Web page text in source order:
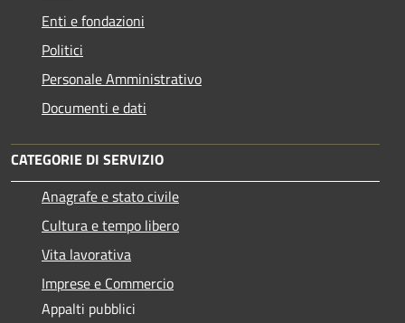
Enti e fondazioni
Politici
Personale Amministrativo
Documenti e dati
CATEGORIE DI SERVIZIO
Anagrafe e stato civile
Cultura e tempo libero
Vita lavorativa
Imprese e Commercio
Appalti pubblici